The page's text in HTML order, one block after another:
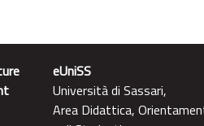
eUniSS
Università di Sassari,
Area Didattica,